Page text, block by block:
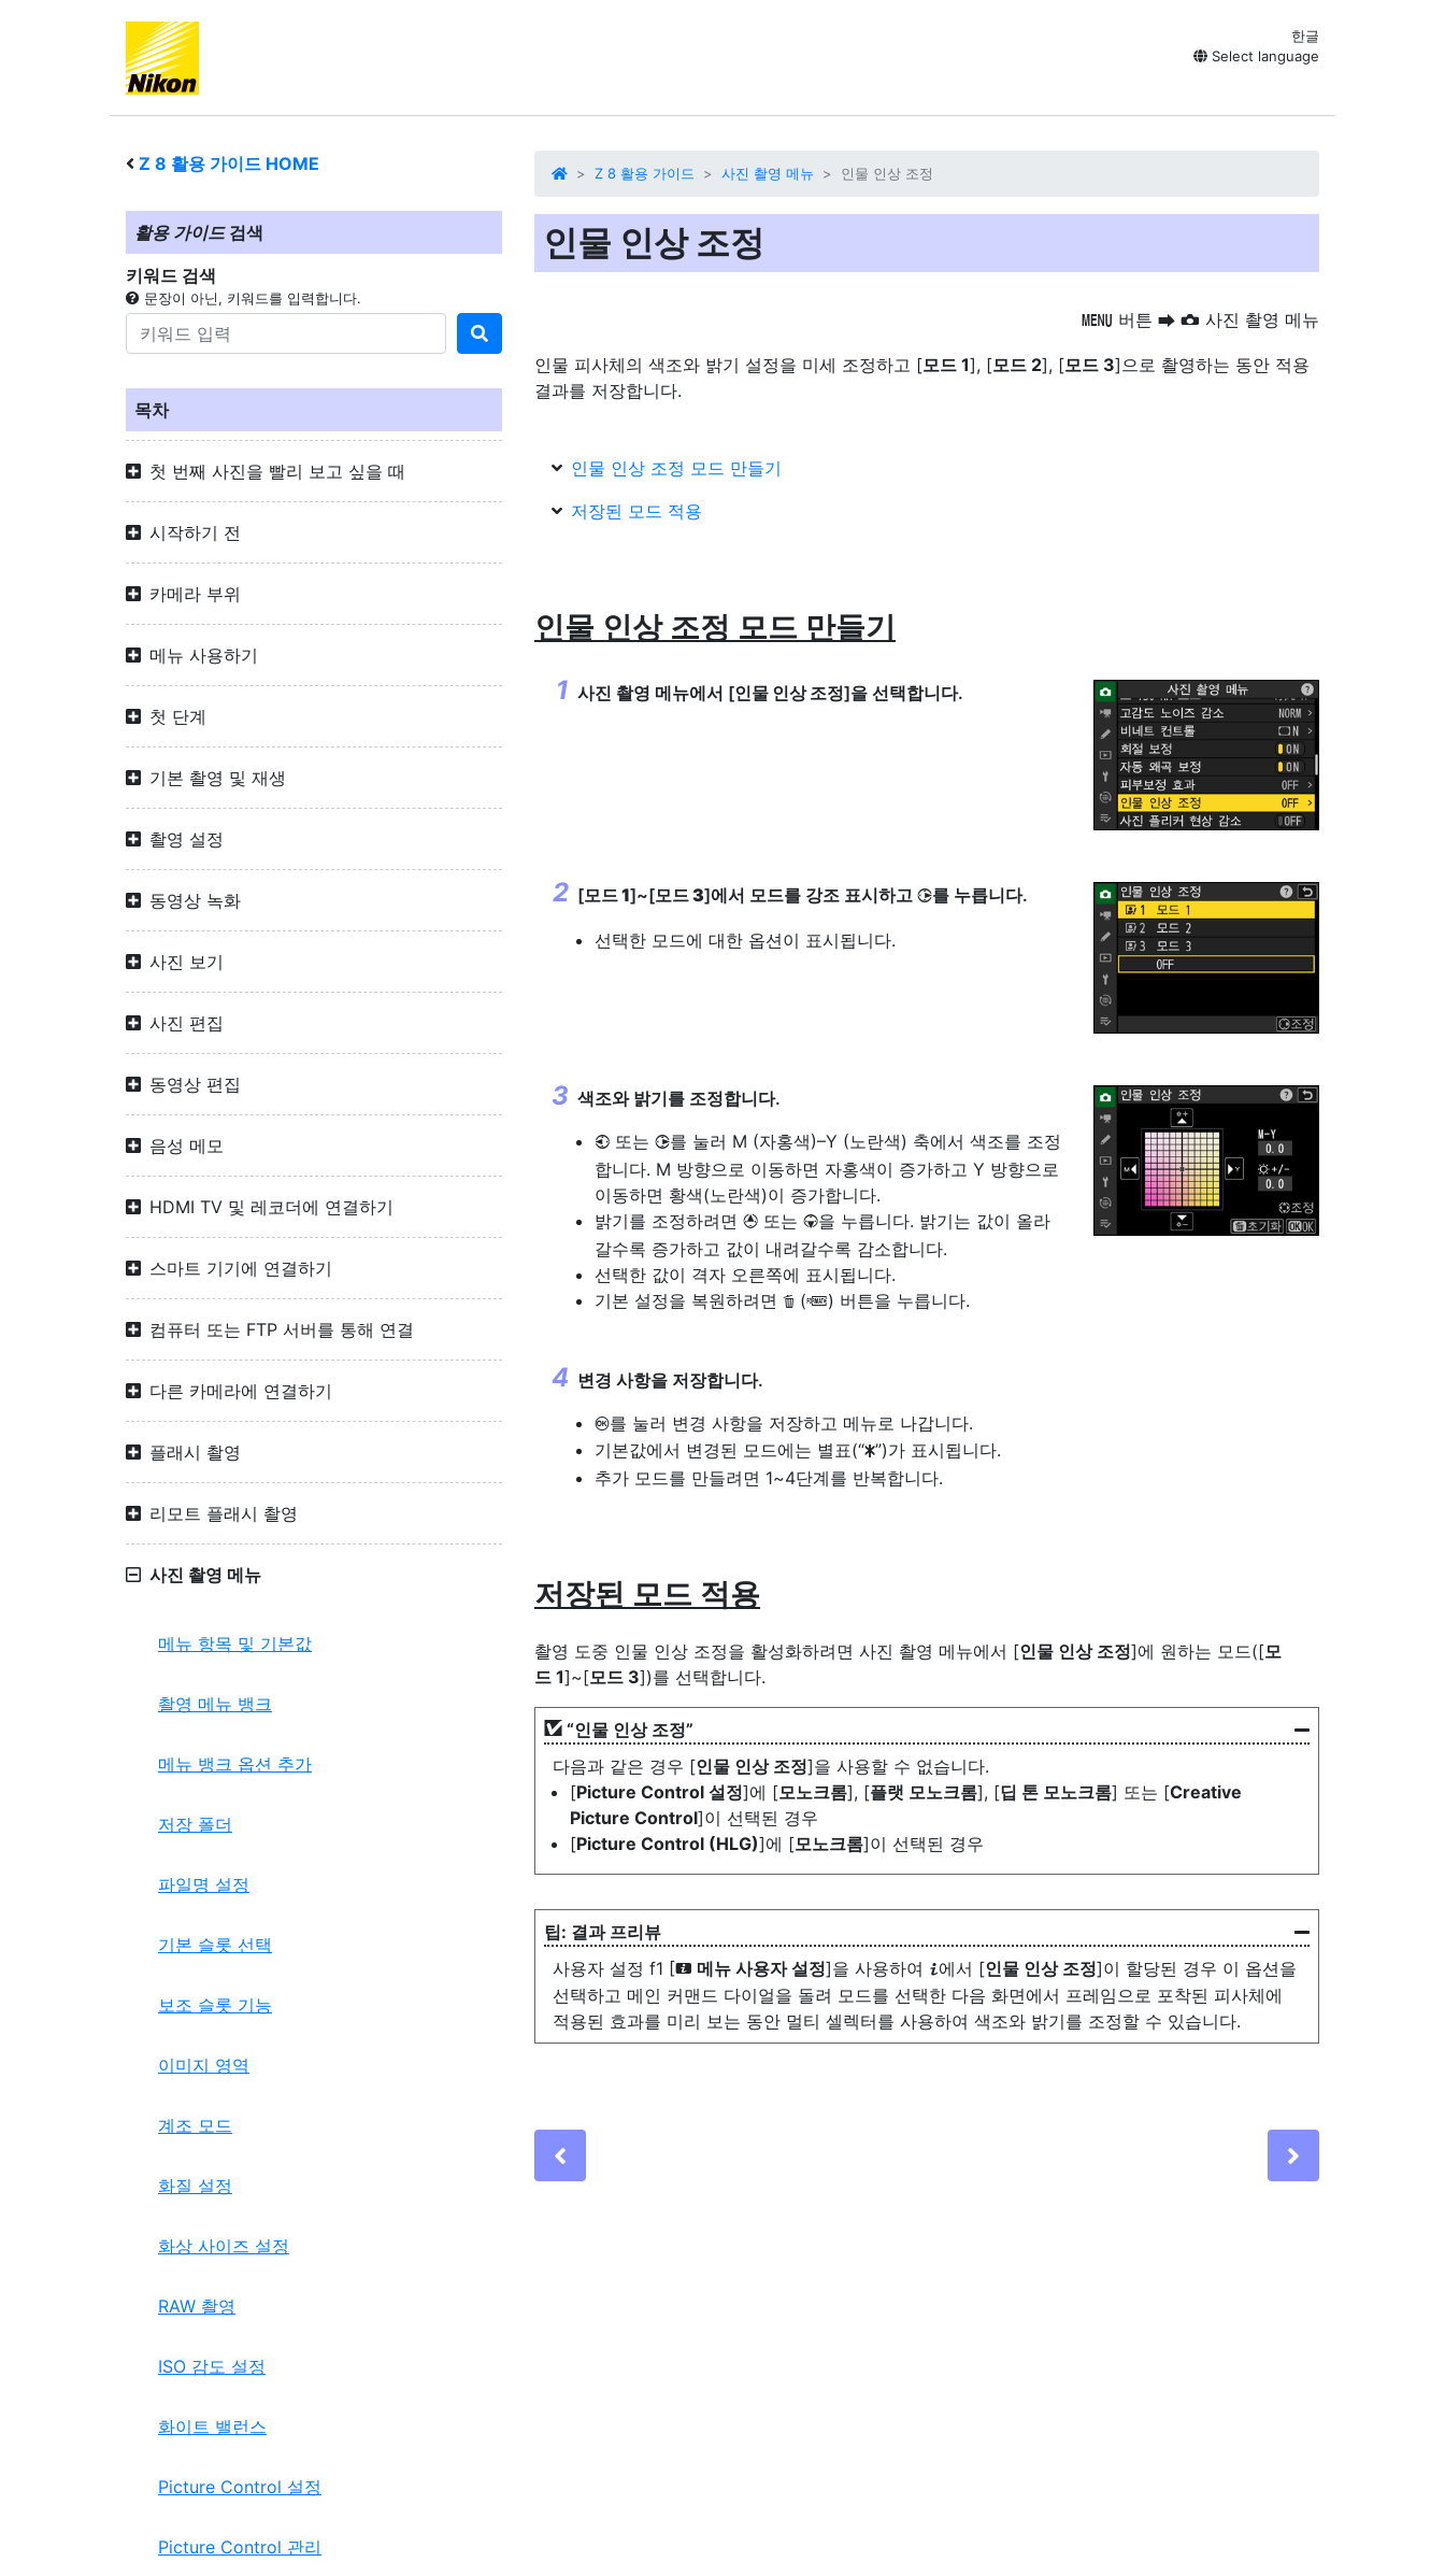
한글
Select language
Z 8 활용 가이드 HOME
활용 가이드검색
키워드 검색
문장이 아닌, 키워드를 입력합니다.
목차
첫 번째 사진을 빨리 보고 싶을 때
시작하기 전
카메라 부위
메뉴 사용하기
첫 단계
기본 촬영 및 재생
촬영 설정
동영상 녹화
사진 보기
사진 편집
동영상 편집
음성 메모
HDMI TV 및 레코더에 연결하기
스마트 기기에 연결하기
컴퓨터 또는 FTP 서버를 통해 연결
다른 카메라에 연결하기
플래시 촬영
리모트 플래시 촬영
사진 촬영 메뉴
메뉴 항목 및 기본값
촬영 메뉴 뱅크
메뉴 뱅크 옵션 추가
저장 폴더
파일명 설정
기본 슬롯 선택
보조 슬롯 기능
이미지 영역
계조 모드
화질 설정
화상 사이즈 설정
RAW 촬영
ISO 감도 설정
화이트 밸런스
Picture Control 설정
Picture Control 관리
Z 8 활용 가이드 사진 촬영 메뉴 인물 인상 조정
인물 인상 조정
G 버튼 U C 사진 촬영 메뉴
인물 피사체의 색조와 밝기 설정을 미세 조정하고 [모드 1], [모드 2], [모드 3]으로 촬영하는 동안 적용
결과를 저장합니다.
인물 인상 조정 모드 만들기
저장된 모드 적용
인물 인상 조정 모드 만들기
사진 촬영 메뉴에서 [인물 인상 조정]을 선택합니다.
[모드 1]~[모드 3]에서 모드를 강조 표시하고 2를 누릅니다.
선택한 모드에 대한 옵션이 표시됩니다.
색조와 밝기를 조정합니다.
4 또는 2를 눌러 M (자홍색)–Y (노란색) 축에서 색조를 조정
합니다. M 방향으로 이동하면 자홍색이 증가하고 Y 방향으로
이동하면 황색(노란색)이 증가합니다.
밝기를 조정하려면 1 또는 3을 누릅니다. 밝기는 값이 올라
갈수록 증가하고 값이 내려갈수록 감소합니다.
선택한 값이 격자 오른쪽에 표시됩니다.
기본 설정을 복원하려면 O (Q) 버튼을 누릅니다.
변경 사항을 저장합니다.
J를 눌러 변경 사항을 저장하고 메뉴로 나갑니다.
기본값에서 변경된 모드에는 별표(“U”)가 표시됩니다.
추가 모드를 만들려면 1~4단계를 반복합니다.
저장된 모드 적용
촬영 도중 인물 인상 조정을 활성화하려면 사진 촬영 메뉴에서 [인물 인상 조정]에 원하는 모드([모
드 1]~[모드 3])를 선택합니다.
“인물 인상 조정”
다음과 같은 경우 [인물 인상 조정]을 사용할 수 없습니다.
[Picture Control 설정]에 [모노크롬], [플랫 모노크롬], [딥 톤 모노크롬] 또는 [Creative
Picture Control]이 선택된 경우
[Picture Control (HLG)]에 [모노크롬]이 선택된 경우
결과 프리뷰
사용자 설정 f1 [i 메뉴 사용자 설정]을 사용하여 i에서 [인물 인상 조정]이 할당된 경우 이 옵션을
선택하고 메인 커맨드 다이얼을 돌려 모드를 선택한 다음 화면에서 프레임으로 포착된 피사체에
적용된 효과를 미리 보는 동안 멀티 셀렉터를 사용하여 색조와 밝기를 조정할 수 있습니다.